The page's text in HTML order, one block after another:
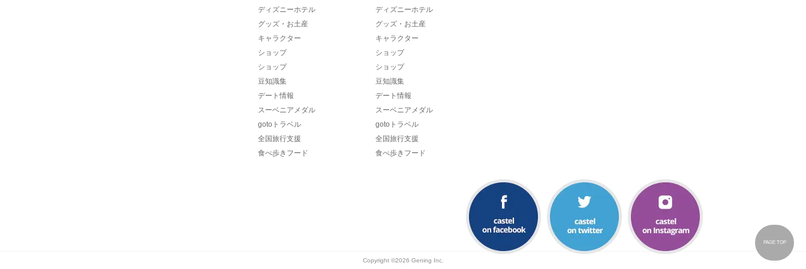
ディズニーホテル
グッズ・お土産
キャラクター
ショップ
ショップ
豆知識集
デート情報
スーベニアメダル
gotoトラベル
全国旅行支援
食べ歩きフード
ディズニーホテル
グッズ・お土産
キャラクター
ショップ
ショップ
豆知識集
デート情報
スーベニアメダル
gotoトラベル
全国旅行支援
食べ歩きフード
Copyright ©2026 Gening Inc.
PAGE TOP